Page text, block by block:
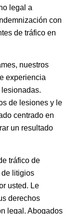
legal a
con
de tráfico en
nuestros
experiencia
de lesiones y le
centrado en
un resultado
tráfico de
de litigios
usted. Le
derechos
legal. Abogados